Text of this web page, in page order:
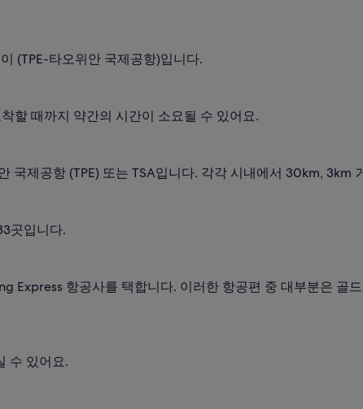
(TPE-타오위안 국제공항)입니다.
할 때까지 약간의 시간이 소요될 수 있어요.
제공항 (TPE) 또는 TSA입니다. 각각 시내에서 30km, 3km
곳입니다.
Express 항공사를 택합니다. 이러한 항공편 중 대부분은 골
수 있어요.